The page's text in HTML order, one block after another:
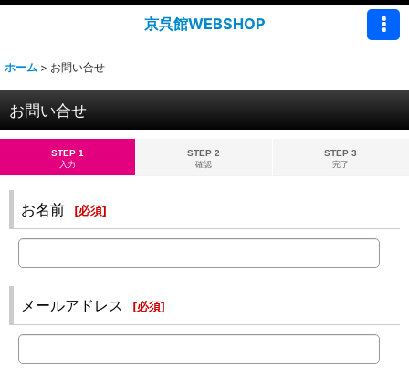
京呉館WEBSHOP
ホーム > お問い合せ
お問い合せ
STEP 1
入力
STEP 2
確認
STEP 3
完了
お名前 [必須]
メールアドレス [必須]